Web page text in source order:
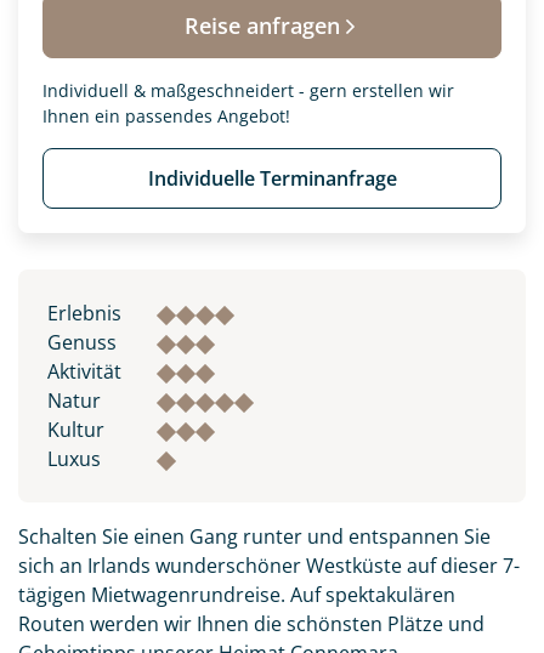
Reise anfragen
Individuell & maßgeschneidert - gern erstellen wir
Ihnen ein passendes Angebot!
Individuelle Terminanfrage
Erlebnis
Genuss
Aktivität
Natur
Kultur
Luxus
Schalten Sie einen Gang runter und entspannen Sie
sich an Irlands wunderschöner Westküste auf dieser 7-
tägigen Mietwagenrundreise. Auf spektakulären
Routen werden wir Ihnen die schönsten Plätze und
Datenschutzerklärung Widerrufhinweise
Kenntnis genommen und akzeptiert haben.